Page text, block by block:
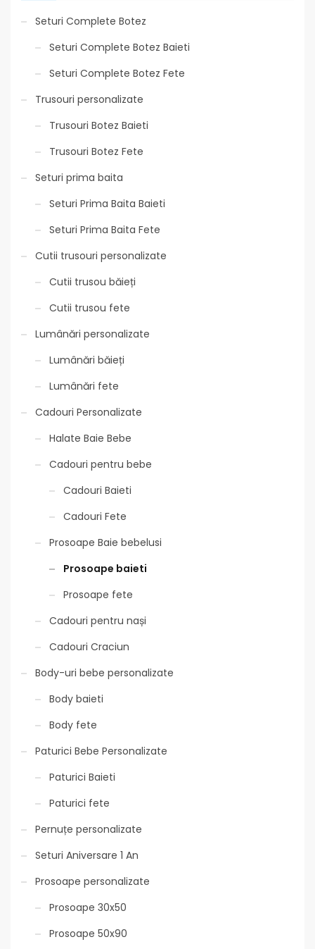
Seturi Complete Botez
Seturi Complete Botez Baieti
Seturi Complete Botez Fete
Trusouri personalizate
Trusouri Botez Baieti
Trusouri Botez Fete
Seturi prima baita
Seturi Prima Baita Baieti
Seturi Prima Baita Fete
Cutii trusouri personalizate
Cutii trusou băieți
Cutii trusou fete
Lumânări personalizate
Lumânări băieți
Lumânări fete
Cadouri Personalizate
Halate Baie Bebe
Cadouri pentru bebe
Cadouri Baieti
Cadouri Fete
Prosoape Baie bebelusi
Prosoape baieti
Prosoape fete
Cadouri pentru nași
Cadouri Craciun
Body-uri bebe personalizate
Body baieti
Body fete
Paturici Bebe Personalizate
Paturici Baieti
Paturici fete
Pernuțe personalizate
Seturi Aniversare 1 An
Prosoape personalizate
Prosoape 30x50
Prosoape 50x90